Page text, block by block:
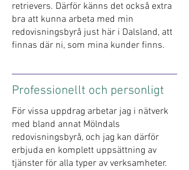
retrievers. Därför känns det också extra
bra att kunna arbeta med min
redovisningsbyrå just här i Dalsland, att
finnas där ni, som mina kunder finns.
Professionellt och personligt
För vissa uppdrag arbetar jag i nätverk
med bland annat Mölndals
redovisningsbyrå, och jag kan därför
erbjuda en komplett uppsättning av
tjänster för alla typer av verksamheter.